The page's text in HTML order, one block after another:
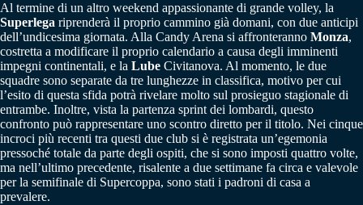
Al termine di un altro weekend appassionante di grande volley, la
Superlega riprenderà il proprio cammino già domani, con due anticipi
dell’undicesima giornata. Alla Candy Arena si affronteranno Monza,
costretta a modificare il proprio calendario a causa degli imminenti
impegni continentali, e la Lube Civitanova. Al momento, le due
squadre sono separate da tre lunghezze in classifica, motivo per cui
l’esito di questa sfida potrà rivelare molto sul prosieguo stagionale di
entrambe. Inoltre, vista la partenza sprint dei lombardi, questo
confronto può rappresentare uno scontro diretto per il titolo. Nei cinque
incroci più recenti tra questi due club si è registrata un’egemonia
pressoché totale da parte degli ospiti, che si sono imposti quattro volte,
ma nell’ultimo precedente, risalente a due settimane fa circa e valevole
per la semifinale di Supercoppa, sono stati i padroni di casa a
prevalere.